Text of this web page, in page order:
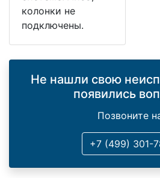
колонки не
подключены.
Не нашли свою
появились
Позвоните
+7 (499) 301-